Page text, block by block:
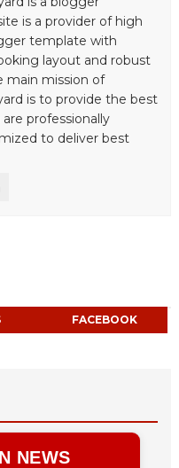
is a provider of high
template with
layout and robust
main mission of
is to provide the best
professionally
to deliver best
FACEBOOK
NEWS